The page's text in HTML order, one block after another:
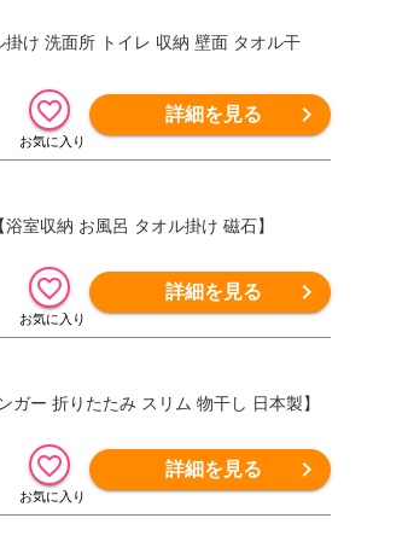
掛け 洗面所 トイレ 収納 壁面 タオル干
詳細を見る
室収納 お風呂 タオル掛け 磁石】
詳細を見る
ガー 折りたたみ スリム 物干し 日本製】
詳細を見る